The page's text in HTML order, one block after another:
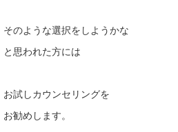
そのような選択をしようかな
と思われた方には
お試しカウンセリングを
お勧めします。